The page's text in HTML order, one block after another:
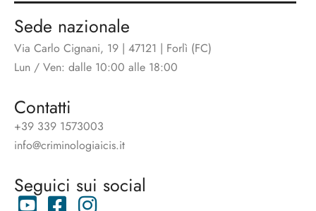
Sede nazionale
Via Carlo Cignani, 19 | 47121 | Forlì (FC)
Lun / Ven: dalle 10:00 alle 18:00
Contatti
+39 339 1573003
info@criminologiaicis.it
Seguici sui social